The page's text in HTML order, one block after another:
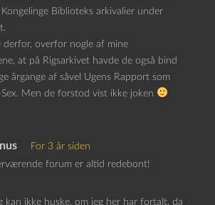
Biblioteks arkivalier under
derfor, overfor nogle af mine
at på Rigsarkivet havde de også bind
årgange af såvel Ugens Rapport som
Men de forstod vist ikke joken
For 3 år siden
forum er altid redebont!
kan ikke huske, om jeg her har fortalt, da